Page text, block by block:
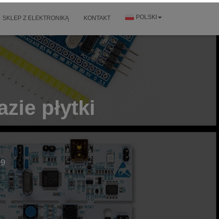
SKLEP Z ELEKTRONIKĄ KONTAKT POLSKI
płytki